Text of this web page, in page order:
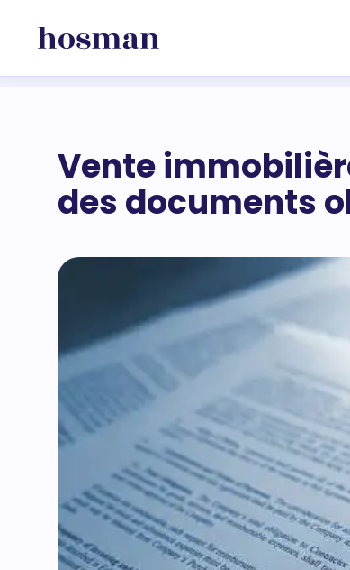
Vente
des documents